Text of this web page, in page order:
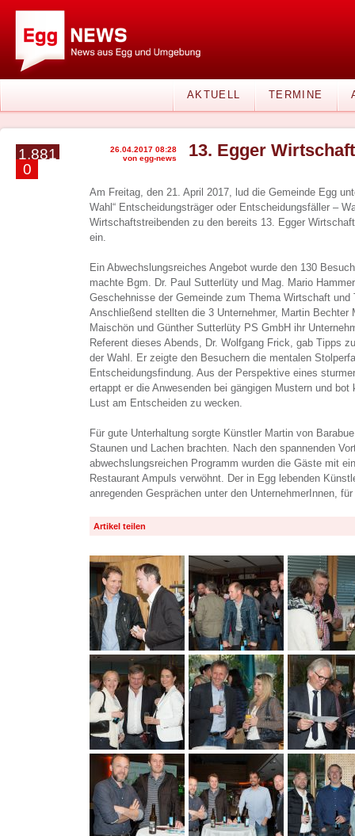
AKTUELL TERMINE
1.881
0
26.04.2017 08:28
von egg-news
13. Egger
Am Freitag, den 21. April 2017, lud die Gemeinde Egg
Wahl“ Entscheidungsträger oder Entscheidungsfäller –
Wirtschaftstreibenden zu den bereits 13. Egger
ein.
Ein Abwechslungsreiches Angebot wurde den 130
machte Bgm. Dr. Paul Sutterlüty und Mag. Mario
Geschehnisse der Gemeinde zum Thema Wirtschaft und
Anschließend stellten die 3 Unternehmer, Martin Bechter
Maischön und Günther Sutterlüty PS GmbH ihr
Referent dieses Abends, Dr. Wolfgang Frick, gab Tipps
der Wahl. Er zeigte den Besuchern die mentalen
Entscheidungsfindung. Aus der Perspektive eines
ertappt er die Anwesenden bei gängigen Mustern und
Lust am Entscheiden zu wecken.
Für gute Unterhaltung sorgte Künstler Martin von
Staunen und Lachen brachten. Nach den spannenden
abwechslungsreichen Programm wurden die Gäste mit
Restaurant Ampuls verwöhnt. Der in Egg lebenden
anregenden Gesprächen unter den UnternehmerInnen,
Artikel teilen